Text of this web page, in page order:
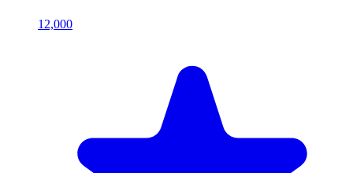
12,000